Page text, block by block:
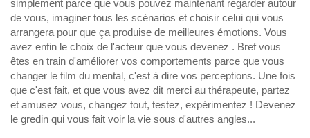
simplement parce que vous pouvez maintenant regarder autour
de vous, imaginer tous les scénarios et choisir celui qui vous
arrangera pour que ça produise de meilleures émotions. Vous
avez enfin le choix de l'acteur que vous devenez . Bref vous
êtes en train d'améliorer vos comportements parce que vous
changer le film du mental, c'est à dire vos perceptions. Une fois
que c'est fait, et que vous avez dit merci au thérapeute, partez
et amusez vous, changez tout, testez, expérimentez ! Devenez
le gredin qui vous fait voir la vie sous d'autres angles...